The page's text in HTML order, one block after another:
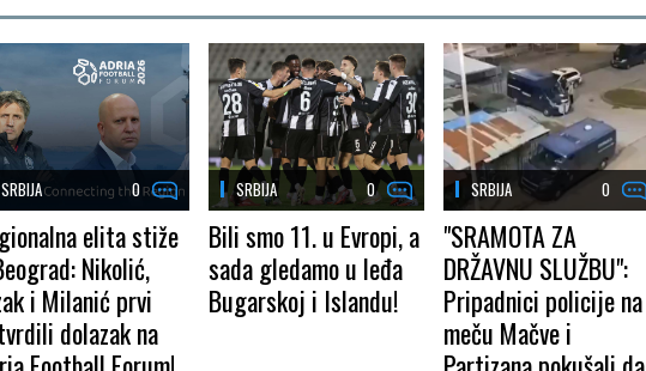
SRBIJA 0
elita stiže
Nikolić,
i Milanić prvi
dolazak na
SRBIJA 0
Bili smo 11. u Evropi, a
sada gledamo u leđa
Bugarskoj i Islandu!
SRBIJA 0
"SRAMOTA ZA
DRŽAVNU SLUŽBU":
Pripadnici policije na
meču Mačve i